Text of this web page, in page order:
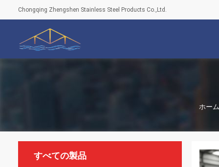
Chongqing Zhengshen Stainless Steel Products Co.,Ltd.
ホーム
すべての製品